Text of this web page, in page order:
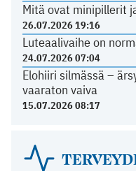
Mitä ovat minipillerit
26.07.2026 19:16
Luteaalivaihe on
24.07.2026 07:04
Elohiiri silmässä –
vaaraton vaiva
15.07.2026 08:17